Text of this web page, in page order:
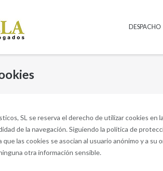
DESPACHO
SL se reserva el derecho de utilizar cookies
de la navegación. Siguiendo la política de
que las cookies se asocian al usuario anónimo y a
otra información sensible.